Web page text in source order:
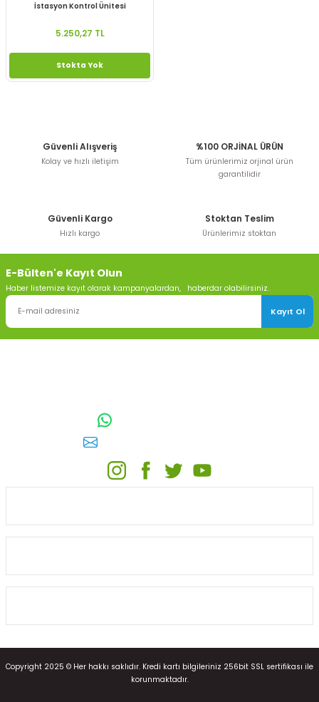
İstasyon Kontrol Ünitesi
5.250,27 TL
Stokta Yok
Güvenli Alışveriş
Kolay ve hızlı iletişim
%100 ORJİNAL ÜRÜN
Tüm ürünlerimiz orjinal ürün
garantilidir
Güvenli Kargo
Hızlı kargo
Stoktan Teslim
Ürünlerimiz stoktan
E-Bülten'e Kayıt Olun
Haber listemize kayıt olarak kampanyalardan, haberdar olabilirsiniz.
Kayıt Ol
Copyright 2025 © Her hakkı saklıdır. Kredi kartı bilgileriniz 256bit SSL sertifikası ile
korunmaktadır.